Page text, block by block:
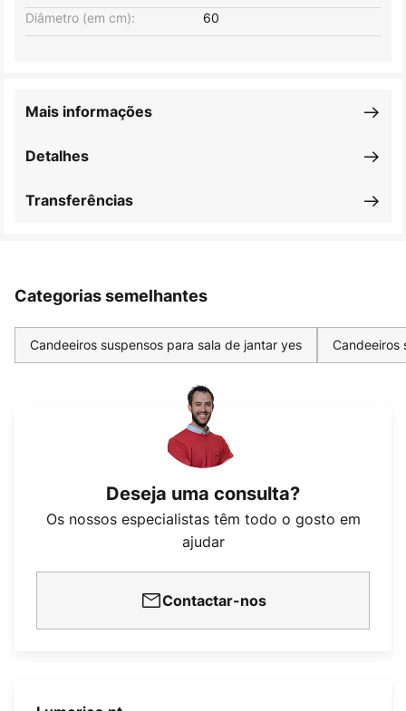
Diâmetro (em cm):
60
Detalhes
Mais informações
Transferências
Categorias semelhantes
Candeeiros suspensos para sala de jantar yes Candeeiros
Deseja uma consulta?
Os nossos especialistas têm todo o gosto em
ajudar
Contactar-nos